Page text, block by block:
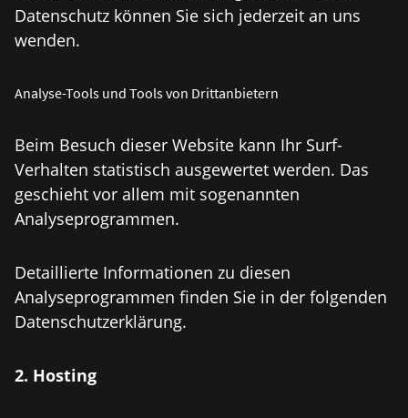
Datenschutz können Sie sich jederzeit an uns
wenden.
Analyse-Tools und Tools von Dritt­anbietern
Beim Besuch dieser Website kann Ihr Surf-
Verhalten statistisch ausgewertet werden. Das
geschieht vor allem mit sogenannten
Analyseprogrammen.
Detaillierte Informationen zu diesen
Analyseprogrammen finden Sie in der folgenden
Datenschutzerklärung.
2. Hosting